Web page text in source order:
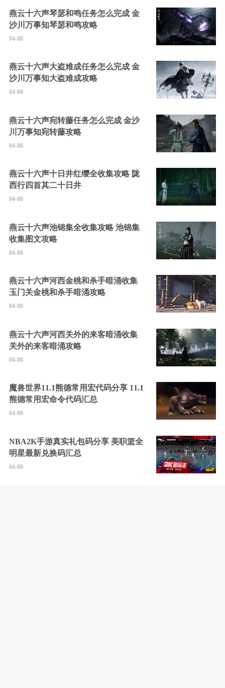
燕云十六声琴瑟和鸣任务怎么完成 金
沙川万事知琴瑟和鸣攻略
04-08
燕云十六声大盗难成任务怎么完成 金
沙川万事知大盗难成攻略
04-08
燕云十六声宛转藤任务怎么完成 金沙
川万事知宛转藤攻略
04-08
燕云十六声十日井红缨全收集攻略 陇
西行四首其二十日井
04-08
燕云十六声池锦集全收集攻略 池锦集
收集图文攻略
04-08
燕云十六声河西金桃和杀手暗涌收集
玉门关金桃和杀手暗涌攻略
04-08
燕云十六声河西关外的来客暗涌收集
关外的来客暗涌攻略
04-08
魔兽世界11.1熊德常用宏代码分享 11.1
熊德常用宏命令代码汇总
04-08
NBA2K手游真实礼包码分享 美职篮全
明星最新兑换码汇总
04-08